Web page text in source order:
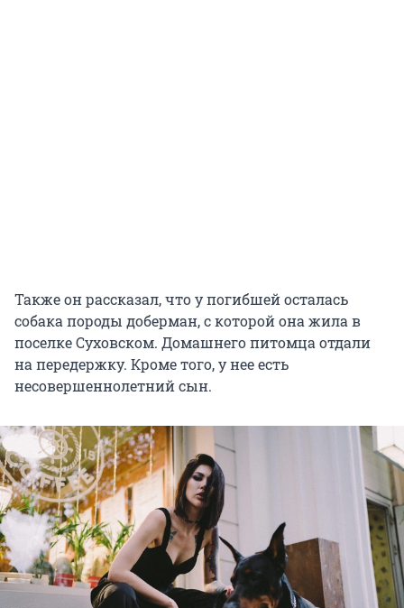
Также он рассказал, что у погибшей осталась
собака породы доберман, с которой она жила в
поселке Суховском. Домашнего питомца отдали
на передержку. Кроме того, у нее есть
несовершеннолетний сын.